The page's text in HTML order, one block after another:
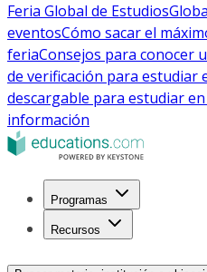
Feria Global de Estudios
eventosCómo sacar el
feriaConsejos para conocer
de verificación para estudiar
descargable para estudiar
información
Programas
Recursos